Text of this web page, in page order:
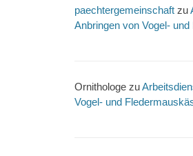
paechtergemeinschaft zu
Anbringen von Vogel-
Ornithologe zu
Vogel- und